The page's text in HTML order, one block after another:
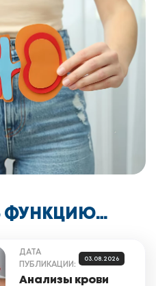
ФУНКЦИЮ
ДАТА
ПУБЛИКАЦИИ:
03.08.2026
Анализы крови